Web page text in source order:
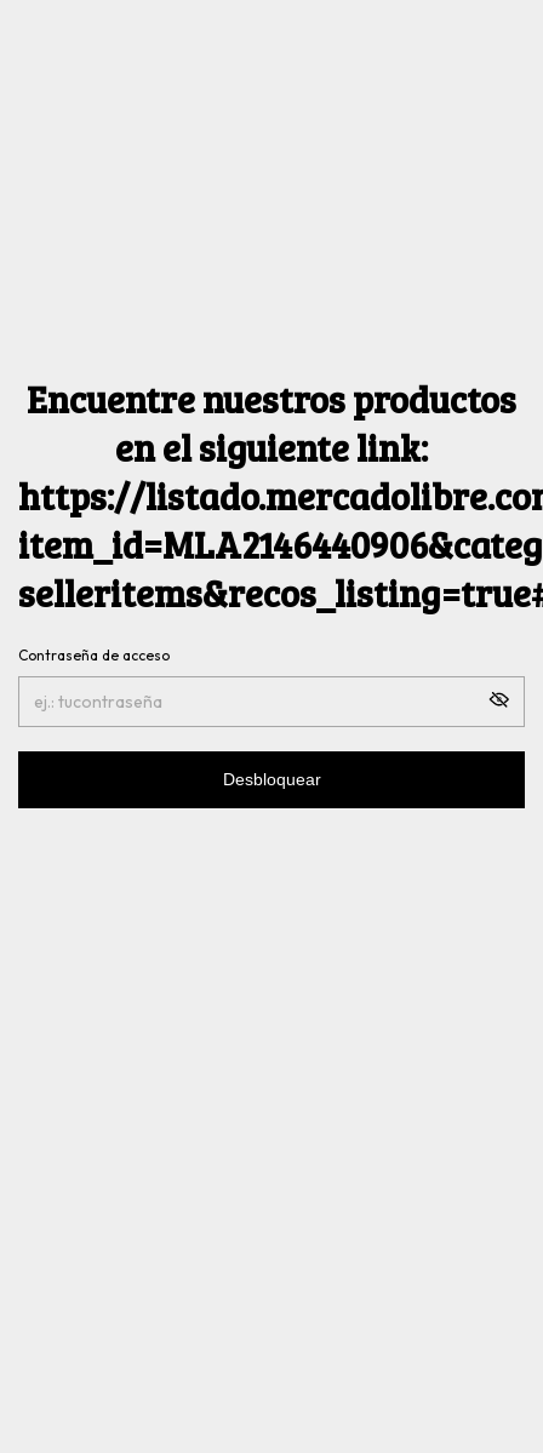
Encuentre nuestros productos
en el siguiente link:
https://
Contraseña de acceso
Desbloquear